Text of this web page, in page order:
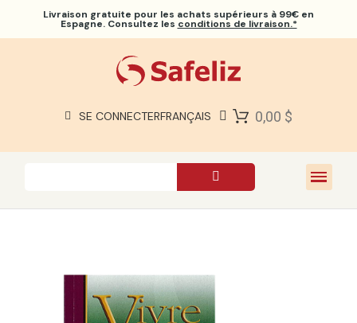
Livraison gratuite pour les achats supérieurs à 99€ en
Espagne. Consultez les conditions de livraison.*
SE CONNECTERFRANÇAIS 0,00 $
À PROPOS DE NOUS